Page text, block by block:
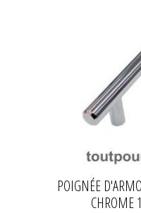
POIGNÉE